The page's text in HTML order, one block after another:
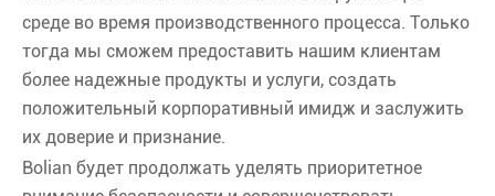
среде во время производственного процесса. Только
тогда мы сможем предоставить нашим клиентам
более надежные продукты и услуги, создать
положительный корпоративный имидж и заслужить
их доверие и признание.
Bolian будет продолжать уделять приоритетное